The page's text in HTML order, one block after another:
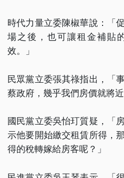
時代力量立委陳椒華說：「
場之後，也可讓租金補貼
效。」
民眾黨立委張其祿指出，「
蔡政府，幾乎我們房價就將
國民黨立委吳怡玎質疑，「
示他要開始繳交租賃所得，
得的稅轉嫁給房客呢？」